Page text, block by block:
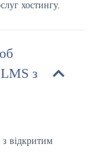
хостингу.
з
відкритим